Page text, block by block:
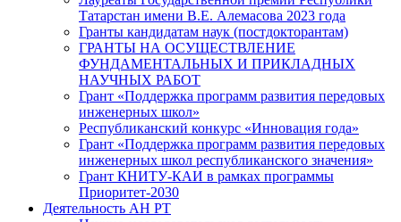
Татарстан имени В.Е. Алемасова 2023 года
Гранты кандидатам наук (постдокторантам)
ГРАНТЫ НА ОСУЩЕСТВЛЕНИЕ
ФУНДАМЕНТАЛЬНЫХ И ПРИКЛАДНЫХ
НАУЧНЫХ РАБОТ
Грант «Поддержка программ развития передовых
инженерных школ»
Республиканский конкурс «Инновация года»
Грант «Поддержка программ развития передовых
инженерных школ республиканского значения»
Грант КНИТУ-КАИ в рамках программы
Приоритет-2030
Деятельность АН РТ